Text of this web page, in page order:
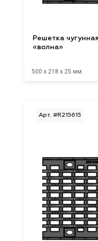
Решетка
«волна»
500 x 218 x 25 мм.
Арт. #R215615